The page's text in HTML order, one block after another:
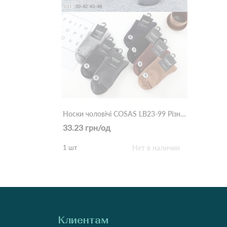
Носки чоловічі COSAS LB23-99 Різні кольори
33.23 грн/од
1 шт Нет в наличии
Клиентам